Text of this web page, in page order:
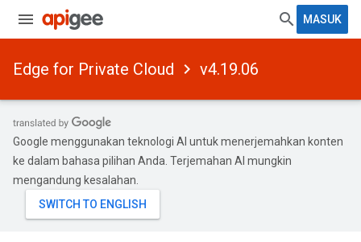
MASUK
Edge for Private Cloud v4.19.06
Google menggunakan teknologi AI untuk menerjemahkan konten
ke dalam bahasa pilihan Anda. Terjemahan AI mungkin
mengandung kesalahan.